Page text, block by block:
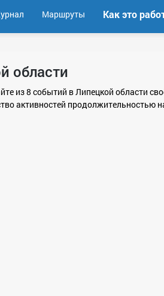
Маршруты Как это
области
из 8 событий в Липецкой области
активностей продолжительностью